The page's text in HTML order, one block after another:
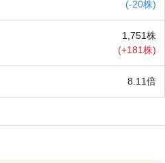
(-20株)
1,751株
(+181株)
8.11倍